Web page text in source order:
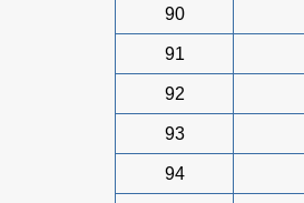
90
91
92
93
94